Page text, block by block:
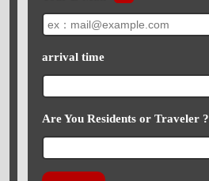
arrival time
Are You Residents or Traveler ?